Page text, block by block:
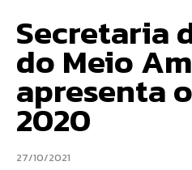
Secretaria
do Meio
apresenta
2020
27/10/2021